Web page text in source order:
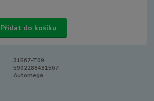
Přidat do košíku
31567-T09
5902288431567
Automega